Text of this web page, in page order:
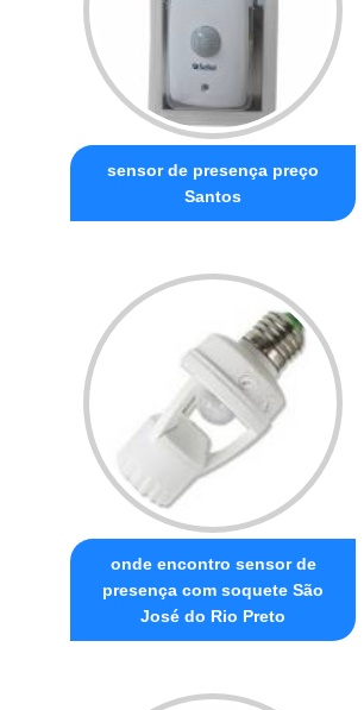
sensor de presença preço
Santos
onde encontro sensor de
presença com soquete São
José do Rio Preto